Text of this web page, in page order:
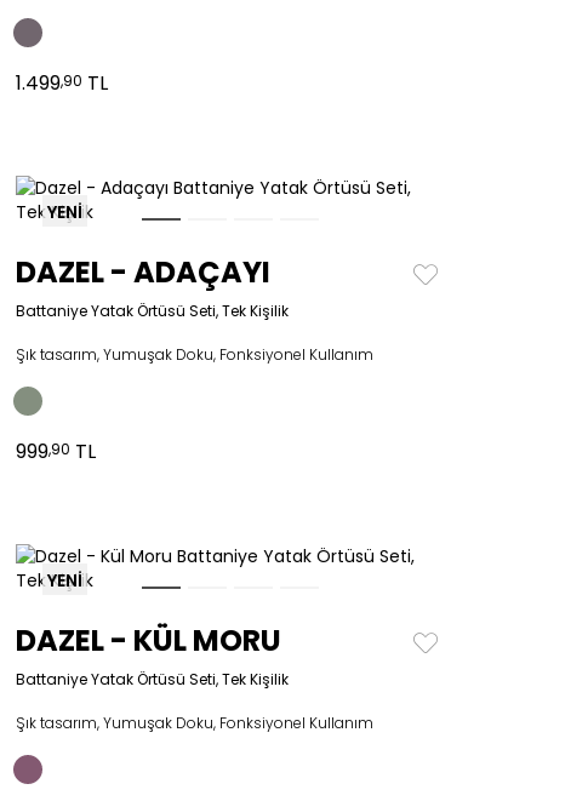
1.499,90 TL
YENİ
DAZEL - ADAÇAYI
Battaniye Yatak Örtüsü Seti, Tek Kişilik
Şık tasarım, Yumuşak Doku, Fonksiyonel Kullanım
999,90 TL
YENİ
DAZEL - KÜL MORU
Battaniye Yatak Örtüsü Seti, Tek Kişilik
Şık tasarım, Yumuşak Doku, Fonksiyonel Kullanım